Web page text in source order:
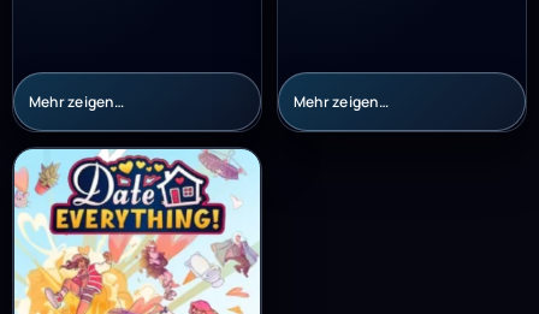
Mehr zeigen… Mehr zeigen…